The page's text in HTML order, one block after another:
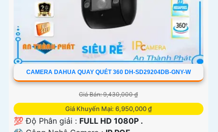
CAMERA DAHUA QUAY QUÉT 360 DH-SD29204DB-GNY-W
Giá Bán: 9,430,000 ₫
Giá Khuyến Mại: 6,950,000 ₫
💯 Độ Phân giải : FULL HD 1080P .